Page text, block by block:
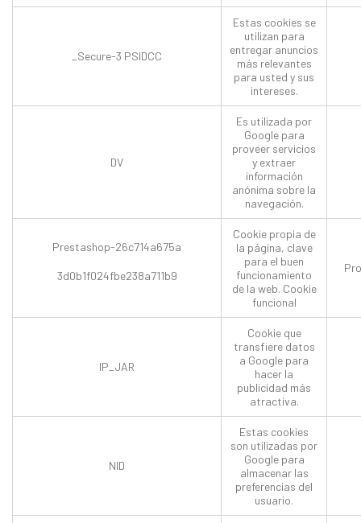
_Secure-3 PSIDCC
Estas cookies se
utilizan para
entregar anuncios
más relevantes
para usted y sus
intereses.
DV
Es utilizada por
Google para
proveer servicios
y extraer
información
anónima sobre la
navegación.
Prestashop-26c714a675a
3d0b1f024fbe238a711b9
Cookie propia de
la página, clave
para el buen
funcionamiento
de la web. Cookie
funcional
IP_JAR
Cookie que
transfiere datos
a Google para
hacer la
publicidad más
atractiva.
NID
Estas cookies
son utilizadas por
Google para
almacenar las
preferencias del
usuario.